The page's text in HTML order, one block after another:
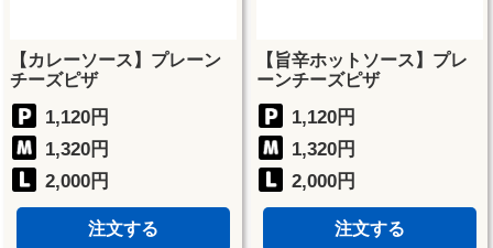
【カレーソース】プレーン
チーズピザ
1,120円
1,320円
2,000円
注文する
【旨辛ホットソース】プレ
ーンチーズピザ
1,120円
1,320円
2,000円
注文する